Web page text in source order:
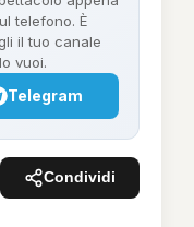
telefono. È
il tuo canale
vuoi.
Telegram
Condividi